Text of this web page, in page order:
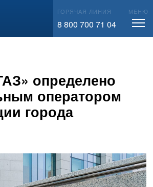
ГОРЯЧАЯ ЛИНИЯ
8 800 700 71 04
МЕНЮ
определено
оператором
города